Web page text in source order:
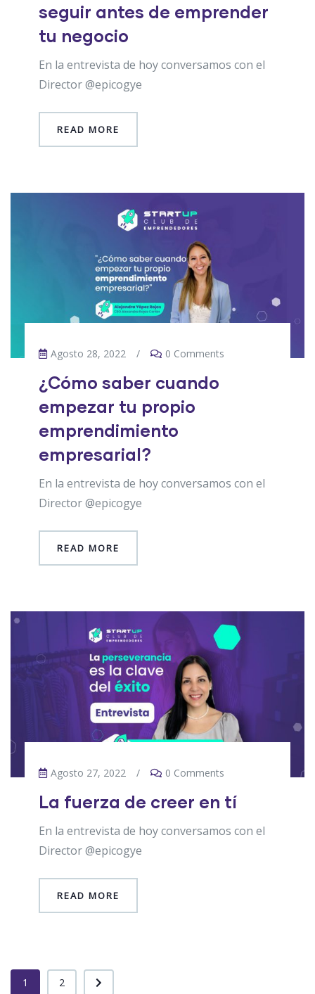
seguir antes de emprender
tu negocio
En la entrevista de hoy conversamos con el
Director @epicogye
READ MORE
Agosto 28, 2022 / 0 Comments
¿Cómo saber cuando
empezar tu propio
emprendimiento
empresarial?
En la entrevista de hoy conversamos con el
Director @epicogye
READ MORE
Agosto 27, 2022 / 0 Comments
La fuerza de creer en tí
En la entrevista de hoy conversamos con el
Director @epicogye
READ MORE
1 2